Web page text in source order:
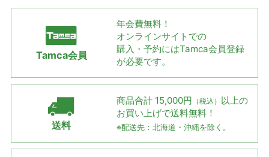
Tamca会員
年会費無料！
オンラインサイトでの
購入・予約にはTamca会員登録
が必要です。
送料
商品合計 15,000円 （税込） 以上の
お買い上げで送料無料！
※配送先：北海道・沖縄を除く。